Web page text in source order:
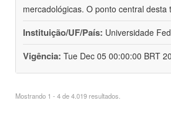
mercadológicas. O ponto central
Instituição/UF/País: Universidade
Vigência: Tue Dec 05 00:00:00 BRT
Mostrando 1 - 4 de 4.019 resultados.